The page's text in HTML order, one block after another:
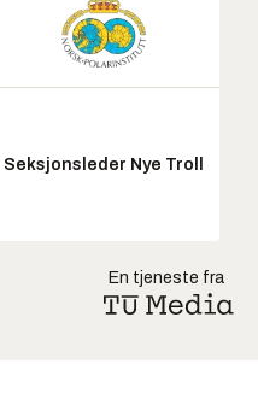
Seksjonsleder Nye Troll
En tjeneste fra